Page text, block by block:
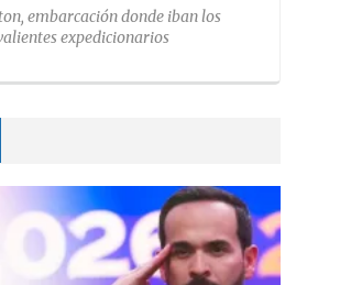
embarcación donde iban los
expedicionarios